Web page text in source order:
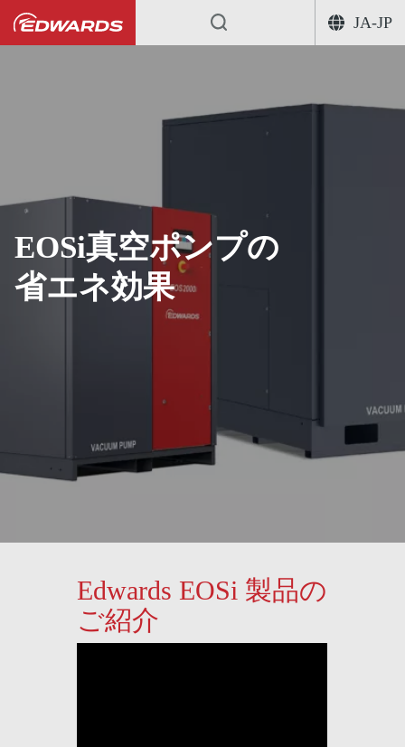
JA-JP
EOSi真空ポンプの
省エネ効果
Edwards EOSi 製品の
ご紹介